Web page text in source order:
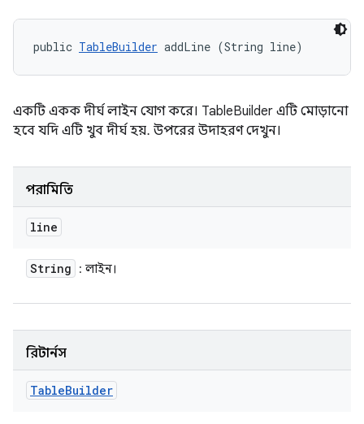
public TableBuilder addLine (String line)
একটি একক দীর্ঘ লাইন যোগ করে। TableBuilder এটি মোড়ানো
হবে যদি এটি খুব দীর্ঘ হয়. উপরের উদাহরণ দেখুন।
পরামিতি
line
String : লাইন।
রিটার্নস
TableBuilder